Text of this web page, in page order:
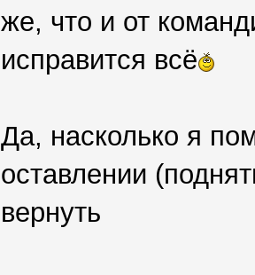
же, что и от
исправится всё
Да, насколько я
оставлении
вернуть